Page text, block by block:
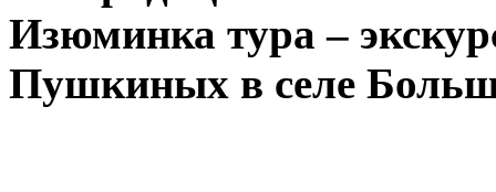
Изюминка тура –
Пушкиных в селе